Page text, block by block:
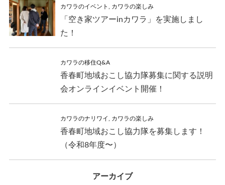
カワラのイベント カワラの楽しみ
「空き家ツアーinカワラ」を実施しまし
た！
カワラの移住Q&A
香春町地域おこし協力隊募集に関する説明
会オンラインイベント開催！
カワラのナリワイ カワラの楽しみ
香春町地域おこし協力隊を募集します！
（令和8年度〜）
アーカイブ